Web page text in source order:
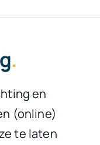
.
en
(online)
te laten